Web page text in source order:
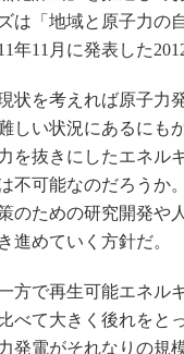
は「地域と原子力の
年11月に発表した
状を考えれば原子力
しい状況にあるにも
を抜きにしたエネル
不可能なのだろうか
のための研究開発や
進めていく方針だ。
方で再生可能エネル
べて大きく後れをと
発電がそれなりの規